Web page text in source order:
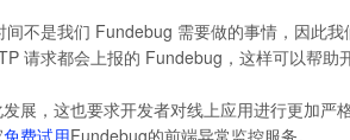
不是我们 Fundebug 需要做的事情，因此
请求都会上报的 Fundebug，这样可以帮助
展，这也要求开发者对线上应用进行更加
免费试用Fundebug的前端异常监控服务。